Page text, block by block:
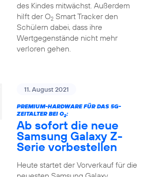
des Kindes mitwächst. Außerdem
hilft der O2Smart Tracker den
Schülern dabei, dass ihre
Wertgegenstände nicht mehr
verloren gehen.
11. August 2021
PREMIUM-HARDWARE FÜR DAS 5G-
ZEITALTER BEI O2:
Ab sofort die neue
Samsung Galaxy Z-
Serie vorbestellen
Heute startet der Vorverkauf für die